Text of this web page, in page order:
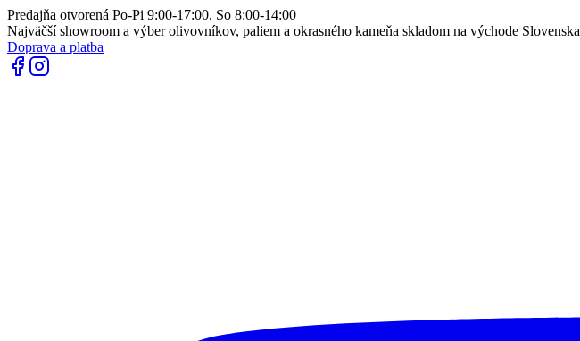
Predajňa otvorená Po-Pi 9:00-17:00, So 8:00-14:00
Najväčší showroom a výber olivovníkov, paliem a okrasného kameňa skladom na východe Slovenska
Doprava a platba